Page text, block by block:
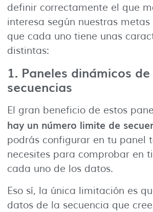
definir correctamente el que
interesa según nuestras metas
que cada uno tiene unas
distintas:
1. Paneles dinámicos
secuencias
El gran beneficio de estos
hay un número limite de
podrás configurar en tu panel
necesites para comprobar en
cada uno de los datos.
Eso sí, la única limitación es
datos de la secuencia que